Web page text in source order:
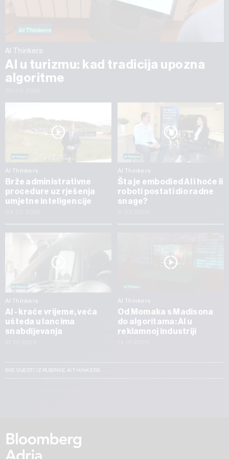
AI Thinkers
AI u turizmu: kad tradicija upozna
algoritme
AI Thinkers
Brže administrativne
procedure uz rješenja
umjetne inteligencije
AI Thinkers
Šta je embodied AI i hoće li
roboti postati dio radne
snage?
AI Thinkers
AI - kraće vrijeme, veća
ušteda u lancima
snabdijevanja
AI Thinkers
Od Momaka s Madisona
do algoritama: AI u
reklamnoj industriji
SVE VIJESTI IZ RUBRIKE AI THINKERS